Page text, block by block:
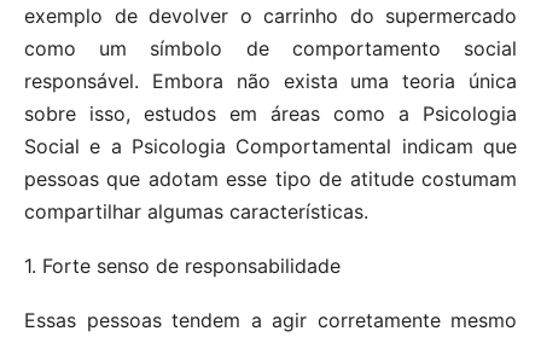
exemplo de devolver o carrinho do supermercado
como um símbolo de comportamento social
responsável. Embora não exista uma teoria única
sobre isso, estudos em áreas como a Psicologia
Social e a Psicologia Comportamental indicam que
pessoas que adotam esse tipo de atitude costumam
compartilhar algumas características.
1. Forte senso de responsabilidade
Essas pessoas tendem a agir corretamente mesmo